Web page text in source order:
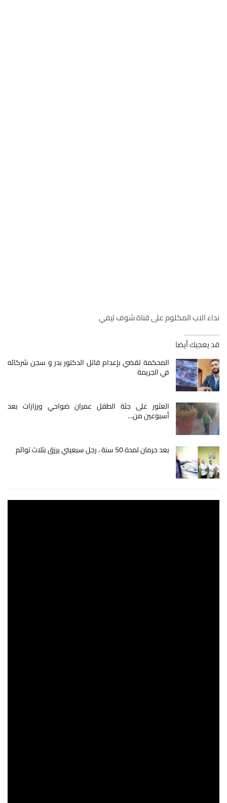
نداء الاب المكلوم على قناة شوف تيفي
قد يعجبك أيضا
المحكمة تقضي بإعدام قاتل الدكتور بدر و سجن شركائه
في الجريمة
العثور على جثة الطفل عمران ضواحي ورزازات بعد
أسبوعين من…
بعد حرمان لمدة 50 سنة ، رجل سبعيني يرزق بثلاث توائم